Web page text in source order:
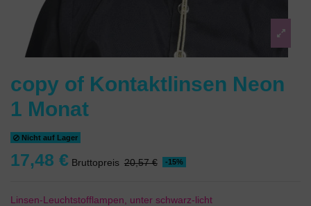
copy of Kontaktlinsen Neon
1 Monat
Nicht auf Lager
17,48 € Bruttopreis 20,57 € -15%
Linsen-Leuchtstofflampen, unter schwarz-licht